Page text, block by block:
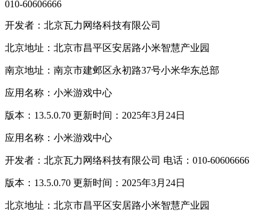
010-60606666
开发者：北京瓦力网络科技有限公司
北京地址：北京市昌平区安居路小米智慧产业园
南京地址：南京市建邺区永初路37号小米华东总部
应用名称：小米游戏中心
版本：13.5.0.70 更新时间：2025年3月24日
应用名称：小米游戏中心
开发者：北京瓦力网络科技有限公司 电话：010-60606666
版本：13.5.0.70 更新时间：2025年3月24日
北京地址：北京市昌平区安居路小米智慧产业园